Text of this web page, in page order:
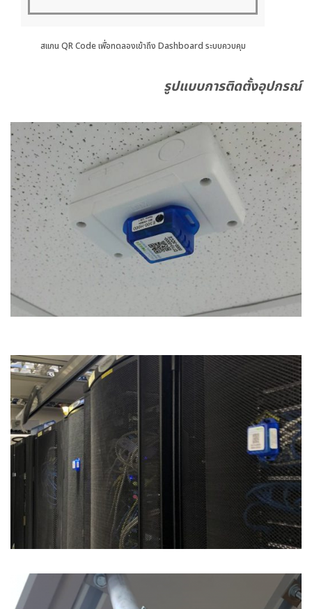
สแกน QR Code เพื่อทดลองเข้าถึง Dashboard ระบบควบคุม
รูปแบบการติดตั้งอุปกรณ์